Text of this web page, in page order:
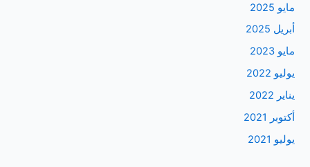
مايو 2025
أبريل 2025
مايو 2023
يوليو 2022
يناير 2022
أكتوبر 2021
يوليو 2021